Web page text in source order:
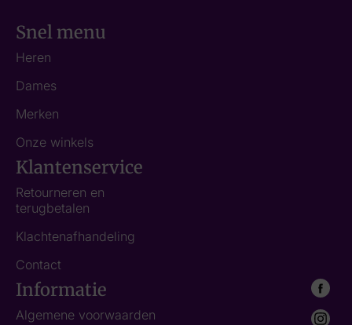
Snel menu
Heren
Dames
Merken
Onze winkels
Klantenservice
Retourneren en
terugbetalen
Klachtenafhandeling
Contact
Informatie
Algemene voorwaarden